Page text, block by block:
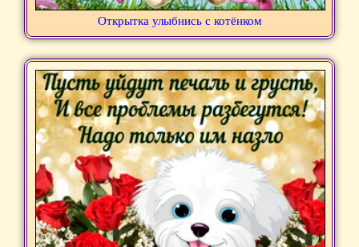
Открытка улыбнись с котёнком